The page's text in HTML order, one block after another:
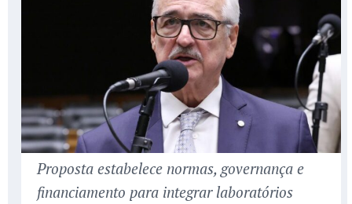
Proposta estabelece normas, governança e
financiamento para integrar laboratórios